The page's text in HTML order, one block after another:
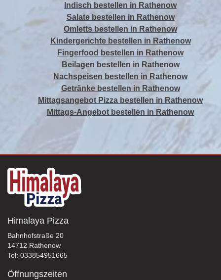
Indisch bestellen in Rathenow
Salate bestellen in Rathenow
Omletts bestellen in Rathenow
Kindergerichte bestellen in Rathenow
Fingerfood bestellen in Rathenow
Beilagen bestellen in Rathenow
Nachspeisen bestellen in Rathenow
Getränke bestellen in Rathenow
Mittagsangebot Pizza bestellen in Rathenow
Mittags-Angebot bestellen in Rathenow
Himalaya Pizza
Bahnhofstraße 20
14712 Rathenow
Tel: 033854951665
Öffnungszeiten